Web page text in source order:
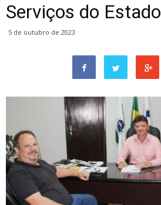
Serviços do Estado
5 de outubro de 2023